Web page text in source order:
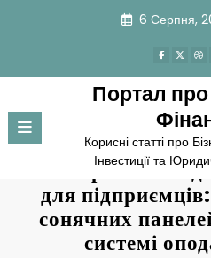
6 Серпня,
Портал про
Корисні статті про
Інвестиції та
Нові правила
для
сонячних
системі